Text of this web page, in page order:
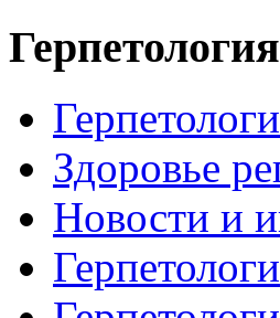
Здоровье
Новости и
Герпетологи